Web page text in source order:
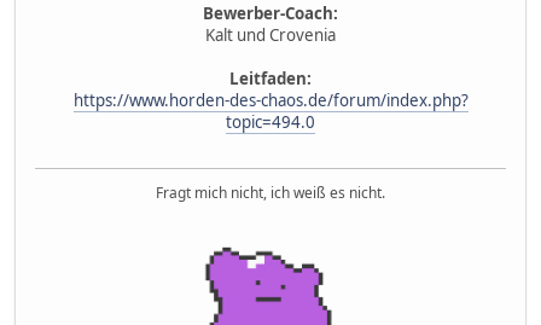
Bewerber-Coach:
Kalt und Crovenia
Leitfaden:
https://www.horden-des-chaos.de/forum/index.php?
topic=494.0
Fragt mich nicht, ich weiß es nicht.